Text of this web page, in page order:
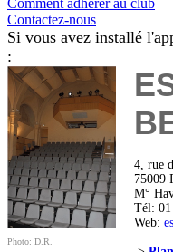
Comment adhérer au club
Contactez-nous
Si vous avez installé
:
Photo: D.R.
4, rue
75009
M°
Tél:
Web: